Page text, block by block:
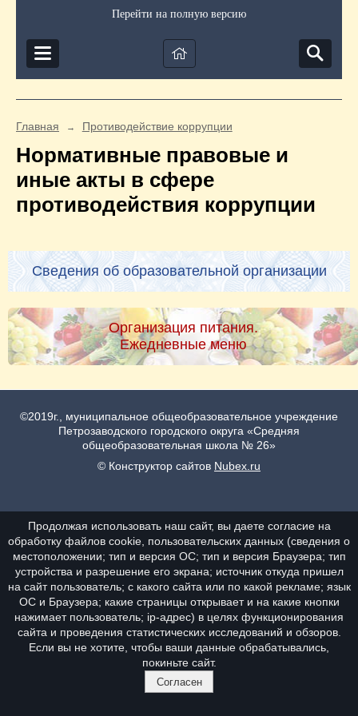
Перейти на полную версию
Главная → Противодействие коррупции
Нормативные правовые и
иные акты в сфере
противодействия коррупции
Сведения об образовательной организации
Организация питания.
Ежедневные меню
©2019г., муниципальное общеобразовательное учреждение
Петрозаводского городского округа «Средняя
общеобразовательная школа № 26»
© Конструктор сайтов Nubex.ru
Продолжая использовать наш сайт, вы даете согласие на
обработку файлов cookie, пользовательских данных (сведения о
местоположении; тип и версия ОС; тип и версия Браузера; тип
устройства и разрешение его экрана; источник откуда пришел
на сайт пользователь; с какого сайта или по какой рекламе; язык
ОС и Браузера; какие страницы открывает и на какие кнопки
нажимает пользователь; ip-адрес) в целях функционирования
сайта и проведения статистических исследований и обзоров.
Если вы не хотите, чтобы ваши данные обрабатывались,
покиньте сайт.
Согласен